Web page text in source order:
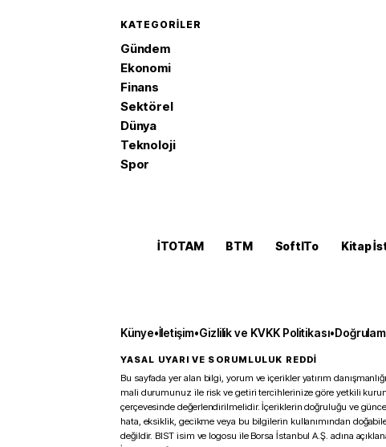
KATEGORILER
Gündem
Ekonomi
Finans
Sektörel
Dünya
Teknoloji
Spor
İTOTAM BTM SoftITo Kitap
Künye•İletişim•Gizlilik ve KVKK Politikası•
YASAL UYARI VE SORUMLULUK REDDİ
Bu sayfada yer alan bilgi, yorum ve içerikler yatırım
mali durumunuz ile risk ve getiri tercihlerinize göre yetkili
çerçevesinde değerlendirilmelidir. İçeriklerin doğruluğu ve
hata, eksiklik, gecikme veya bu bilgilerin kullanımından
değildir. BIST isim ve logosu ile Borsa İstanbul A.Ş. adına